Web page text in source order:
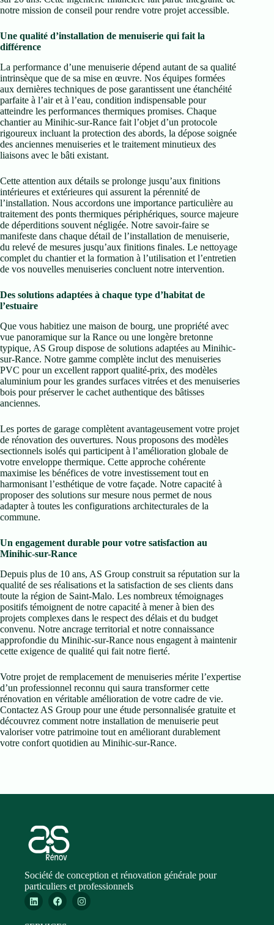
notre mission de conseil pour rendre votre projet accessible.
Une qualité d’installation de menuiserie qui fait la
différence
La performance d’une menuiserie dépend autant de sa qualité
intrinsèque que de sa mise en œuvre. Nos équipes formées
aux dernières techniques de pose garantissent une étanchéité
parfaite à l’air et à l’eau, condition indispensable pour
atteindre les performances thermiques promises. Chaque
chantier au Minihic-sur-Rance fait l’objet d’un protocole
rigoureux incluant la protection des abords, la dépose soignée
des anciennes menuiseries et le traitement minutieux des
liaisons avec le bâti existant.
Cette attention aux détails se prolonge jusqu’aux finitions
intérieures et extérieures qui assurent la pérennité de
l’installation. Nous accordons une importance particulière au
traitement des ponts thermiques périphériques, source majeure
de déperditions souvent négligée. Notre savoir-faire se
manifeste dans chaque détail de l’installation de menuiserie,
du relevé de mesures jusqu’aux finitions finales. Le nettoyage
complet du chantier et la formation à l’utilisation et l’entretien
de vos nouvelles menuiseries concluent notre intervention.
Des solutions adaptées à chaque type d’habitat de
l’estuaire
Que vous habitiez une maison de bourg, une propriété avec
vue panoramique sur la Rance ou une longère bretonne
typique, AS Group dispose de solutions adaptées au Minihic-
sur-Rance. Notre gamme complète inclut des menuiseries
PVC pour un excellent rapport qualité-prix, des modèles
aluminium pour les grandes surfaces vitrées et des menuiseries
bois pour préserver le cachet authentique des bâtisses
anciennes.
Les portes de garage complètent avantageusement votre projet
de rénovation des ouvertures. Nous proposons des modèles
sectionnels isolés qui participent à l’amélioration globale de
votre enveloppe thermique. Cette approche cohérente
maximise les bénéfices de votre investissement tout en
harmonisant l’esthétique de votre façade. Notre capacité à
proposer des solutions sur mesure nous permet de nous
adapter à toutes les configurations architecturales de la
commune.
Un engagement durable pour votre satisfaction au
Minihic-sur-Rance
Depuis plus de 10 ans, AS Group construit sa réputation sur la
qualité de ses réalisations et la satisfaction de ses clients dans
toute la région de Saint-Malo. Les nombreux témoignages
positifs témoignent de notre capacité à mener à bien des
projets complexes dans le respect des délais et du budget
convenu. Notre ancrage territorial et notre connaissance
approfondie du Minihic-sur-Rance nous engagent à maintenir
cette exigence de qualité qui fait notre fierté.
Votre projet de remplacement de menuiseries mérite l’expertise
d’un professionnel reconnu qui saura transformer cette
rénovation en véritable amélioration de votre cadre de vie.
Contactez AS Group pour une étude personnalisée gratuite et
découvrez comment notre installation de menuiserie peut
valoriser votre patrimoine tout en améliorant durablement
votre confort quotidien au Minihic-sur-Rance.
Société de conception et rénovation générale pour
particuliers et professionnels